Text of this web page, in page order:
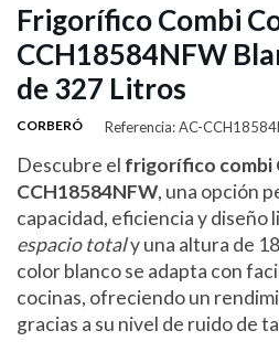
Frigorífico Combi
CCH18584NFW
de 327 Litros
CORBERÓ Referencia: AC-
Descubre el frigorífico combi
CCH18584NFW, una opción
capacidad, eficiencia y diseño
espacio totaly una altura de
color blanco se adapta con
cocinas, ofreciendo un
gracias a su nivel de ruido de